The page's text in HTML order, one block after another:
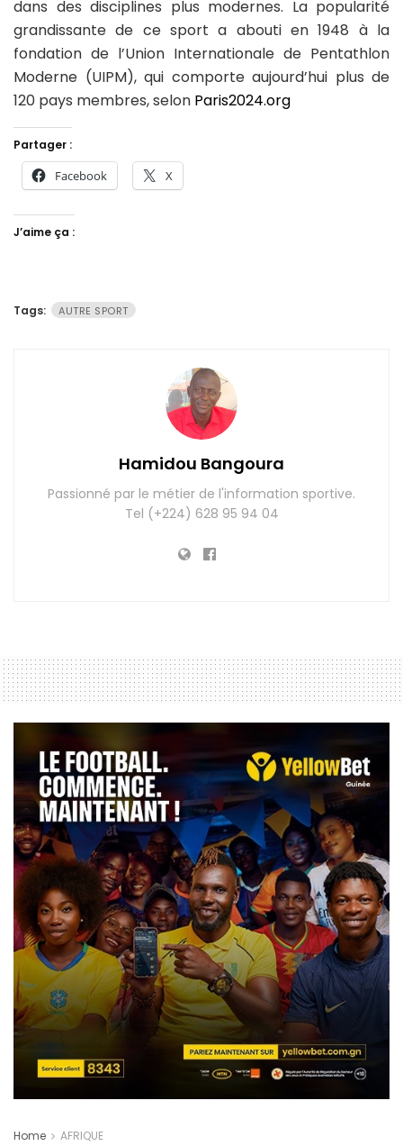
dans des disciplines plus modernes. La popularité
grandissante de ce sport a abouti en 1948 à la
fondation de l’Union Internationale de Pentathlon
Moderne (UIPM), qui comporte aujourd’hui plus de
120 pays membres, selon Paris2024.org
Partager :
Facebook X
J’aime ça :
Tags: AUTRE SPORT
Hamidou Bangoura
Passionné par le métier de l'information sportive.
Tel (+224) 628 95 94 04
Home AFRIQUE